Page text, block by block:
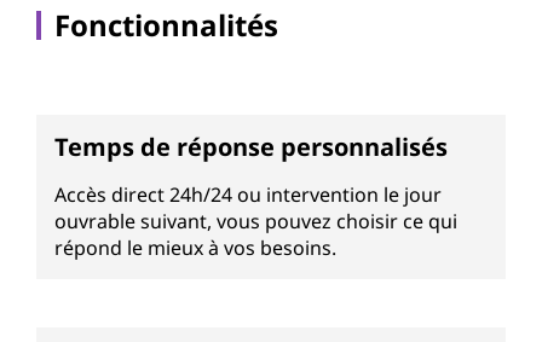
Fonctionnalités
Temps de réponse personnalisés
Accès direct 24h/24 ou intervention le jour
ouvrable suivant, vous pouvez choisir ce qui
répond le mieux à vos besoins.